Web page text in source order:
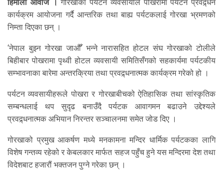
हिमाली आवाज । गोरखाका पर्यटन व्यवसायीले पोखरामा पर्यटन प्रवद्र्धन
कार्यक्रम आयोजना गर्दै आन्तरिक तथा बाह्य पर्यटकलाई गोरखा भ्रमणको
निम्ता दिएका छन् ।
‘नेपाल बुझ्न गोरखा जाऔँ’ भन्ने नारासहित होटल संघ गोरखाको टोलीले
बिहीबार पोखरामा पृथ्वी होटल व्यवसायी समितिसँगको सहकार्यमा पर्यटकीय
सम्भावनाका बारेमा अन्तरक्रिया तथा प्रवद्र्धनात्मक कार्यक्रम गरेको हो ।
पर्यटन व्यवसायीहरूले पोखरा र गोरखाबीचको ऐतिहासिक तथा सांस्कृतिक
सम्बन्धलाई थप सुदृढ बनाउँदै पर्यटक आवागमन बढाउने उद्देश्यले
प्रवद्र्धनात्मक अभियान निरन्तर सञ्चालनमा समेत जोड दिए ।
गोरखाको प्रमुख आकर्षण मध्ये मनकामना मन्दिर धार्मिक पर्यटकका लागि
विशेष गन्तव्य रहेको र केबलकार मार्फत सहज पहुँच हुने यस मन्दिरमा देश तथा
विदेशबाट हजारौं भक्तजन पुग्ने गरेका छन् ।